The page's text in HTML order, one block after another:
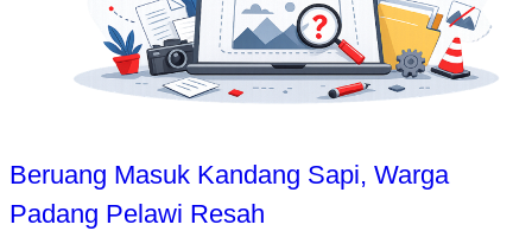
Beruang Masuk Kandang Sapi, Warga
Padang Pelawi Resah